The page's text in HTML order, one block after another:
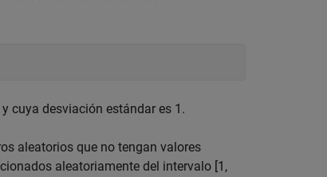
cuya desviación estándar es 1.
aleatorios que no tengan valores
aleatoriamente del intervalo [1,